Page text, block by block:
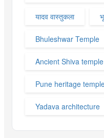
यादव वास्तुकला
Bhuleshwar Temple
Ancient Shiva
Pune heritage
Yadava architecture